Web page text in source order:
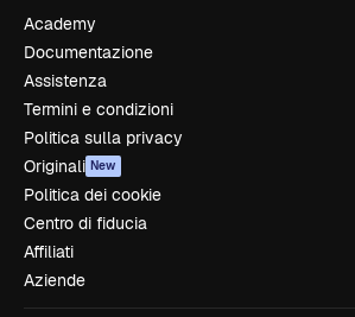
Academy
Documentazione
Assistenza
Termini e condizioni
Politica sulla privacy
Originali New
Politica dei cookie
Centro di fiducia
Affiliati
Aziende